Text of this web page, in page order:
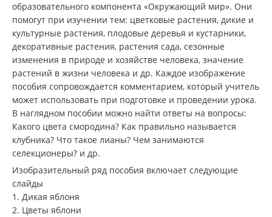
образовательного компонента «Окружающий мир». Они
помогут при изучении тем: цветковые растения, дикие и
культурные растения, плодовые деревья и кустарники,
декоративные растения, растения сада, сезонные
изменения в природе и хозяйстве человека, значение
растений в жизни человека и др. Каждое изображение
пособия сопровождается комментарием, который учитель
может использовать при подготовке и проведении урока.
В наглядном пособии можно найти ответы на вопросы:
Какого цвета смородина? Как правильно называется
клубника? Что такое лианы? Чем занимаются
селекционеры? и др.
Изобразительный ряд пособия включает следующие
слайды
1. Дикая яблоня
2. Цветы яблони